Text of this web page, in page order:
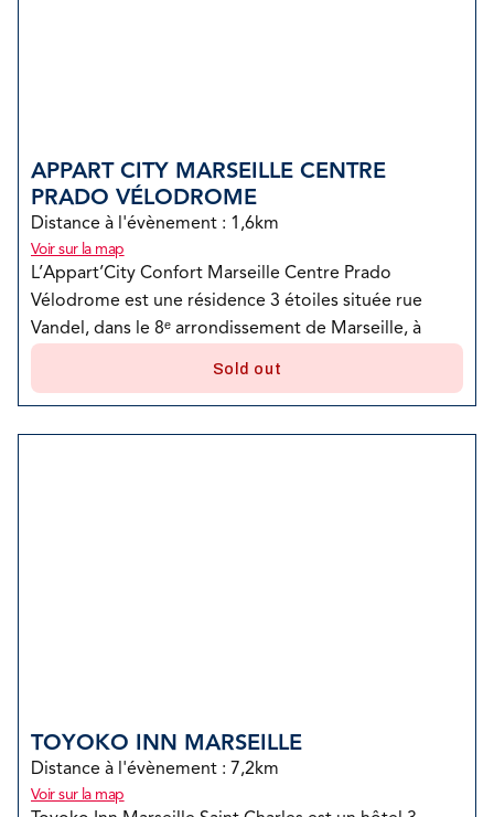
Distance à l'évènement : 1,6km
Voir sur la map
APPART CITY MARSEILLE CENTRE
PRADO VÉLODROME
L’Appart’City Confort Marseille Centre Prado
Vélodrome est une résidence 3 étoiles située rue
Vandel, dans le 8ᵉ arrondissement de Marseille, à
Périer. Elle propose 69 studios et appartements
modernes, climatisés et entièrement équipés avec
kitchenette, Wi-Fi gratuit et salle de bain privative.
Sold out
Distance à l'évènement : 7,2km
Voir sur la map
TOYOKO INN MARSEILLE